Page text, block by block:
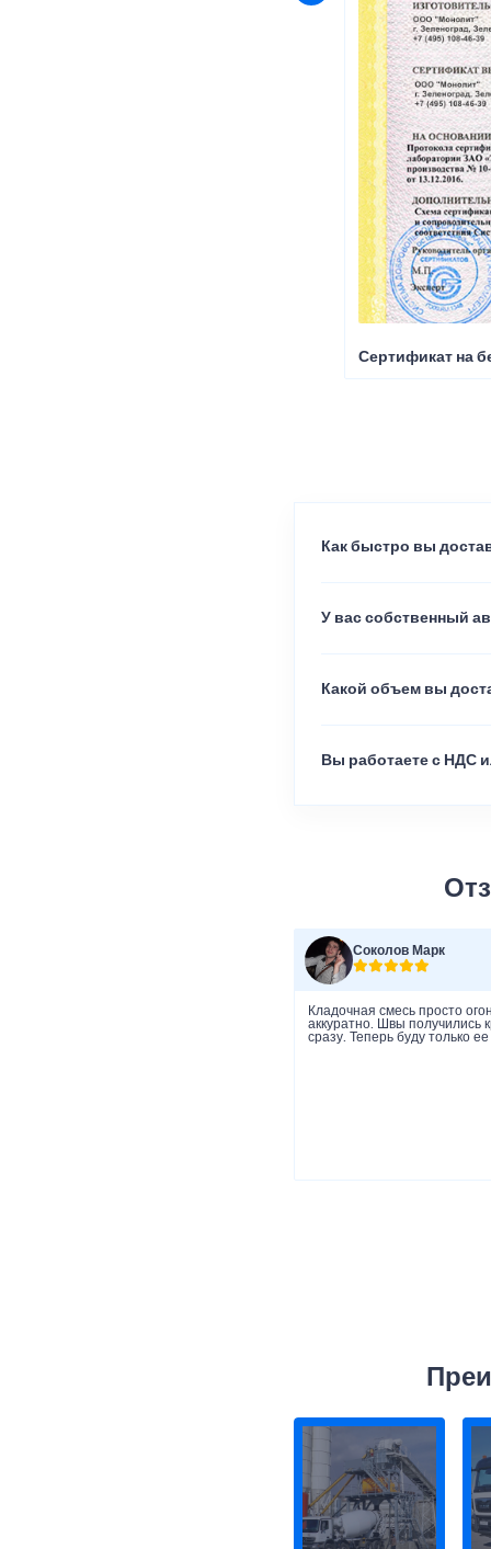
Сертификат на
Как быстро вы
У вас собственный
Какой объем вы
Вы работаете с НДС
Соколов Марк
Кладочная смесь просто
аккуратно. Швы получились
сразу. Теперь буду только